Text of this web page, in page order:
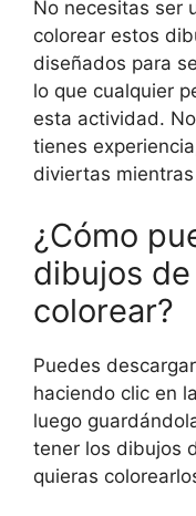
No necesitas ser
colorear estos
diseñados para
lo que cualquier
esta actividad.
tienes
diviertas
¿Cómo
dibujos
colorear?
Puedes
haciendo clic en
luego
tener los dibujos
quieras